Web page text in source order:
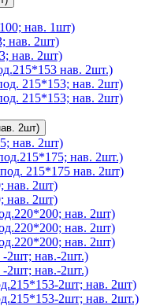
нав. 1шт)
нав. 2шт)
нав. 2шт)
нав. 2шт.)
215*153; нав. 2шт)
215*153; нав. 2шт)
2шт)
нав. 2шт)
нав. 2шт.)
215*175 нав. 2шт)
нав. 2шт)
нав. 2шт)
нав. 2шт)
нав. 2шт)
нав. 2шт)
-2шт; нав.-2шт.)
-2шт; нав.-2шт.)
2шт; нав. 2шт)
2шт; нав. 2шт.)